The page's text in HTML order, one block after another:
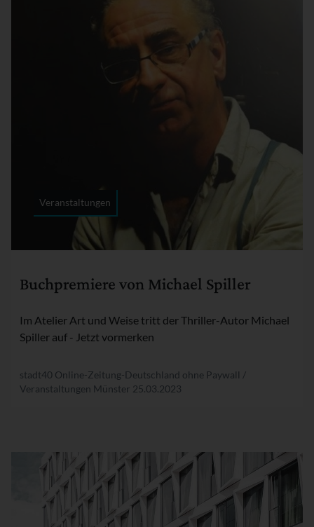
Buchpremiere von Michael Spiller
Im Atelier Art und Weise tritt der Thriller-Autor Michael
Spiller auf - Jetzt vormerken
Veranstaltungen
stadt40 Online-Zeitung-Deutschland ohne Paywall /
Veranstaltungen Münster 25.03.2023